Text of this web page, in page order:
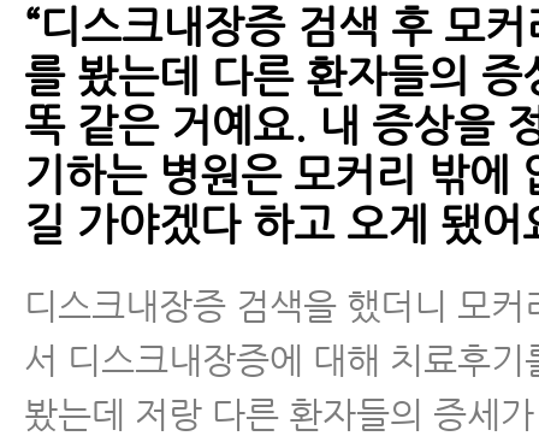
“디스크내장증 검색 후 모
를 봤는데 다른 환자들의 증
똑 같은 거예요. 내 증상을
기하는 병원은 모커리 밖에
길 가야겠다 하고 오게 됐어
디스크내장증 검색을 했더니 모커
서 디스크내장증에 대해 치료후기
봤는데 저랑 다른 환자들의 증세